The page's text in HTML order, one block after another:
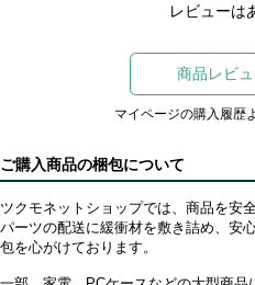
レビューは
商品レビュ
マイページの購入履歴
ご購入商品の梱包について
ツクモネットショップでは、商品を安
パーツの配送に緩衝材を敷き詰め、安
包を心がけております。